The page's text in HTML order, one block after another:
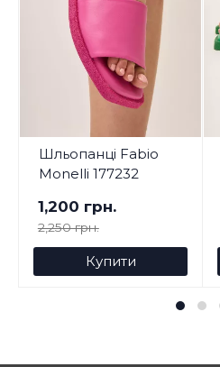
Шльопанці Fabio
Monelli 177232
1,200 грн.
2,250 грн.
Купити